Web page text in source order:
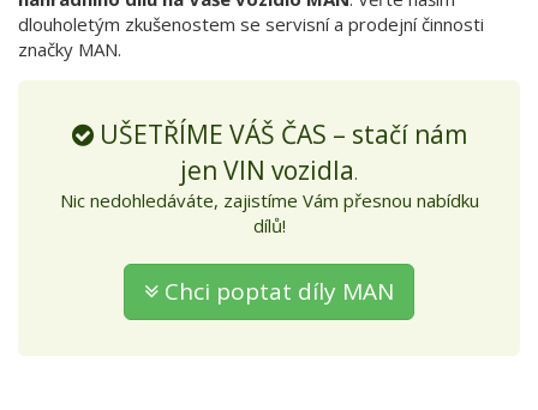
dlouholetým zkušenostem se servisní a prodejní činnosti
značky MAN.
UŠETŘÍME VÁŠ ČAS – stačí nám
jen VIN vozidla.
Nic nedohledáváte, zajistíme Vám přesnou nabídku
dílů!
Chci poptat díly MAN